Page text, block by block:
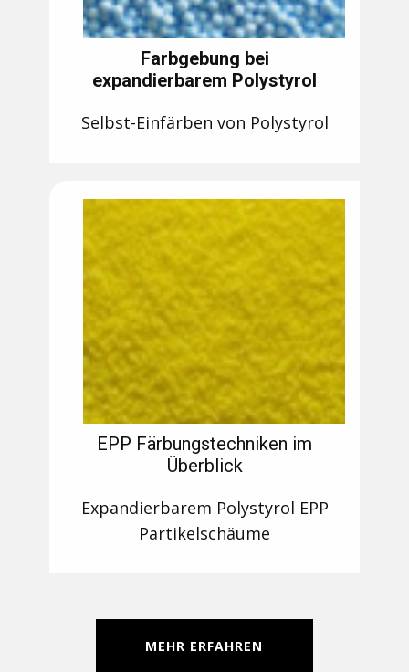
Farbgebung bei
expandierbarem Polystyrol
Selbst-Einfärben von Polystyrol
EPP Färbungstechniken im
Überblick
Expandierbarem Polystyrol EPP
Partikelschäume
MEHR ERFAHREN